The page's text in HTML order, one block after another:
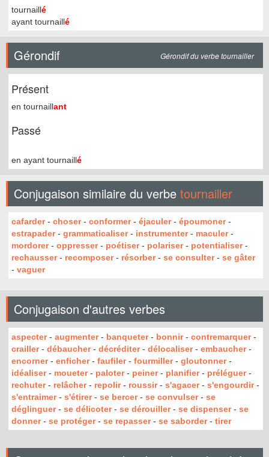
tournaillé
ayant tournaillé
Gérondif Gérondif du verbe tournailler
Présent
en tournaillant
Passé
en ayant tournaillé
Conjugaison similaire du verbe tournailler
cafarder- choser- conformer- éjaculer- époumoner-
estrapader- grammaticaliser- instrumenter- maculer-
mordorer- oppresser- poétiser- polariser- potentialiser-
rechausser- recomposer- résorber- se consulter- se gâter
- vaguer
Conjugaison d'autres verbes
aspecter- augmenter- banqueter- bonnir- contremarquer-
crailler- débaucher- décréditer- délocaliser- embaucher-
encorner- enficher- faufiler- fourmiller- gloutonner-
idéaliser- moueter- paloter- peiner- planifier- préléguer-
rechuter- relâcher- repolir- roussir- s'agacer- s'engourdir-
s'entraimer- s'étirer- se bercer- se convulser- se
déglinguer- se délicoter- se dérouiller- se dispenser- se
donner- se protéger- se repasser- se saborder- tirer